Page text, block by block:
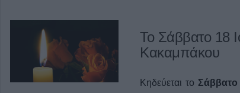
Το Σάββατο 18
Κακαμπάκου
Κηδεύεται το Σάββατο